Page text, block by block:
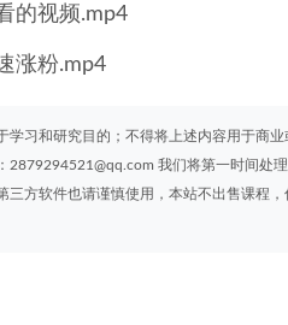
的视频.mp4
涨粉.mp4
习和研究目的；不得将上述内容用于商
我们将第一时间处
方软件也请谨慎使用，本站不出售课程